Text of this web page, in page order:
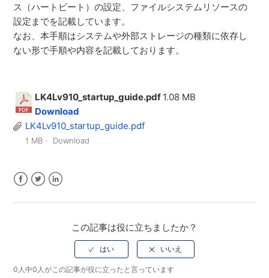
ス（ハートビート）の設定、ファイルシステムリソースの
設定までを記載しています。
なお、本手順はシステムや外部ストレージの種類に依存し
ない形で手順や内容を記載しております。
LK4Lv910_startup_guide.pdf 1.08 MB
Download
LK4Lv910_startup_guide.pdf
1 MB Download
この記事は役に立ちましたか？
0人中0人がこの記事が役に立ったと言っています